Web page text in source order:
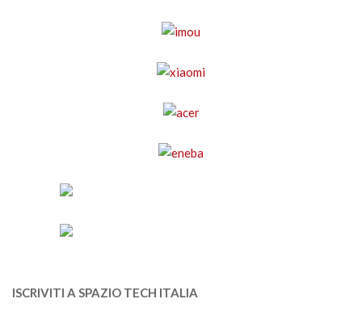
ISCRIVITI A SPAZIO TECH ITALIA